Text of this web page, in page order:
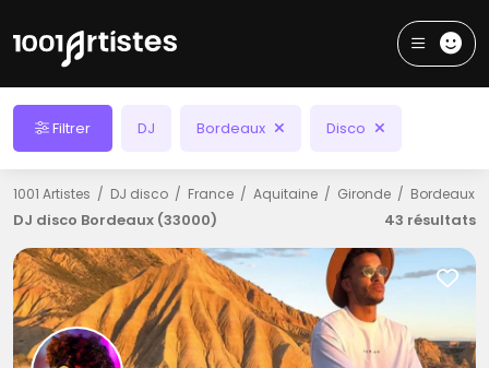
Filtrer DJ Bordeaux Disco
1001 Artistes DJ disco France Aquitaine Gironde Bordeaux
DJ disco Bordeaux (33000) 43 résultats